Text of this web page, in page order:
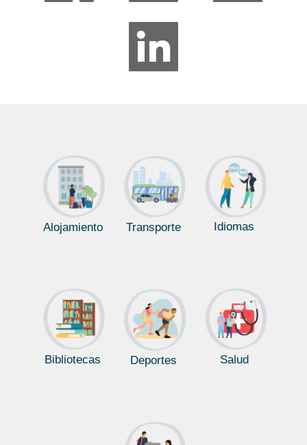
Desafíos de la Unión Europea: Eppur si
Geografía del Turismo: un fenómeno global
multidimensional
Land grabbing. El acaparamiento de tierras
en los países del Sur.
Alojamiento Transporte Idiomas
Bibliotecas Deportes Salud